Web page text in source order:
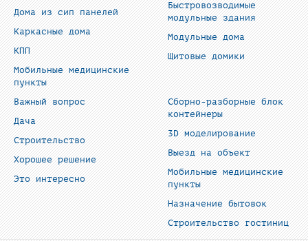
Дома из сип панелей
Каркасные дома
КПП
Мобильные медицинские
пункты
Быстровозводимые
модульные здания
Модульные дома
Щитовые домики
Важный вопрос
Дача
Строительство
Хорошее решение
Это интересно
Сборно-разборные блок
контейнеры
3D моделирование
Выезд на объект
Мобильные медицинские
пункты
Назначение бытовок
Строительство гостиниц